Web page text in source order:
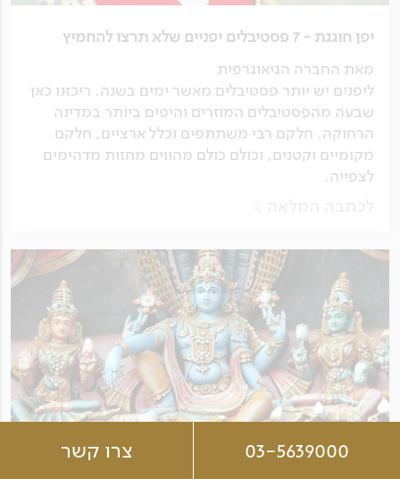
יפן חוגגת - 7 פסטיבלים יפניים שלא תרצו להחמיץ
מאת החברה הגיאוגרפית
ליפנים יש יותר פסטיבלים מאשר ימים בשנה. ריכזנו כאן
שבעה מהפסטיבלים המוזרים והיפים ביותר במדינה
הרחוקה. חלקם רבי משתתפים וכלל ארציים, חלקם
מקומיים וקטנים, וכולם כולם מהווים מחזות מדהימים
לצפייה.
03-5639000 צרו קשר